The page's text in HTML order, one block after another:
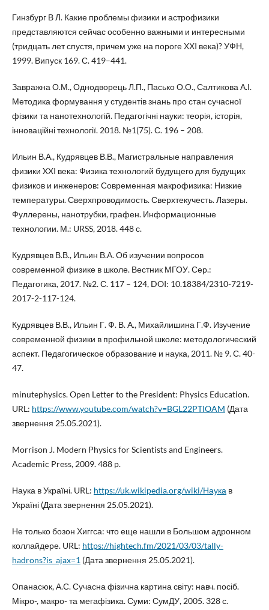
Гинзбург В Л. Какие проблемы физики и астрофизики
представляются сейчас особенно важными и интересными
(тридцать лет спустя, причем уже на пороге ХХI века)? УФН,
1999. Випуск 169. С. 419–441.
Завражна О.М., Однодворець Л.П., Пасько О.О., Салтикова А.І.
Методика формування у студентів знань про стан сучасної
фізики та нанотехнологій. Педагогічні науки: теорія, історія,
інноваційні технології. 2018. №1(75). С. 196 – 208.
Ильин В.А., Кудрявцев В.В., Магистральные направления
физики XXI века: Физика технологий будущего для будущих
физиков и инженеров: Современная макрофизика: Низкие
температуры. Сверхпроводимость. Сверхтекучесть. Лазеры.
Фуллерены, нанотрубки, графен. Информационные
технологии. М.: URSS, 2018. 448 с.
Кудрявцев В.В., Ильин В.А. Об изучении вопросов
современной физике в школе. Вестник МГОУ. Сер.:
Педагогика, 2017. №2. С. 117 – 124, DOI: 10.18384/2310-7219-
2017-2-117-124.
Кудрявцев В.В., Ильин Г. Ф. В. А., Михайлишина Г.Ф. Изучение
современной физики в профильной школе: методологический
аспект. Педагогическое образование и наука, 2011. № 9. С. 40-
47.
minutephysics. Open Letter to the President: Physics Education.
URL: https://www.youtube.com/watch?v=BGL22PTIOAM (Дата
звернення 25.05.2021).
Morrison J. Modern Physics for Scientists and Engineers.
Academic Press, 2009. 488 p.
Наука в Україні. URL: https://uk.wikipedia.org/wiki/Наука в
Україні (Дата звернення 25.05.2021).
Не только бозон Хиггса: что еще нашли в Большом адронном
коллайдере. URL: https://hightech.fm/2021/03/03/tally-
hadrons?is_ajax=1 (Дата звернення 25.05.2021).
Опанасюк, А.С. Сучасна фізична картина світу: навч. посіб.
Мікро-, макро- та мегафізика. Суми: СумДУ, 2005. 328 с.